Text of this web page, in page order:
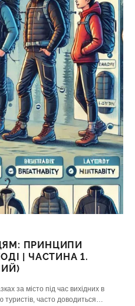
ПРИНЦИПИ
| ЧАСТИНА 1.
за місто під час вихідних в
туристів, часто доводиться